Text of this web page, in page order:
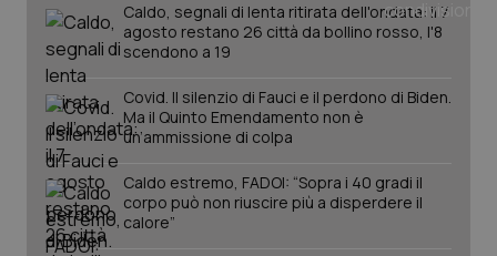
Caldo, segnali di lenta ritirata dell'ondata: il 7
agosto restano 26 città da bollino rosso, l'8
scendono a 19
Covid. Il silenzio di Fauci e il perdono di Biden.
Ma il Quinto Emendamento non è
un’ammissione di colpa
Caldo estremo, FADOI: “Sopra i 40 gradi il
corpo può non riuscire più a disperdere il
calore”
PHPSESSID
www.quotidianosanita.it